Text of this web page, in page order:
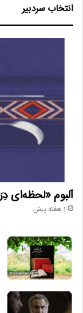
انتخاب سردبیر
آلبوم «لحظه‌ای
1 هفته پیش